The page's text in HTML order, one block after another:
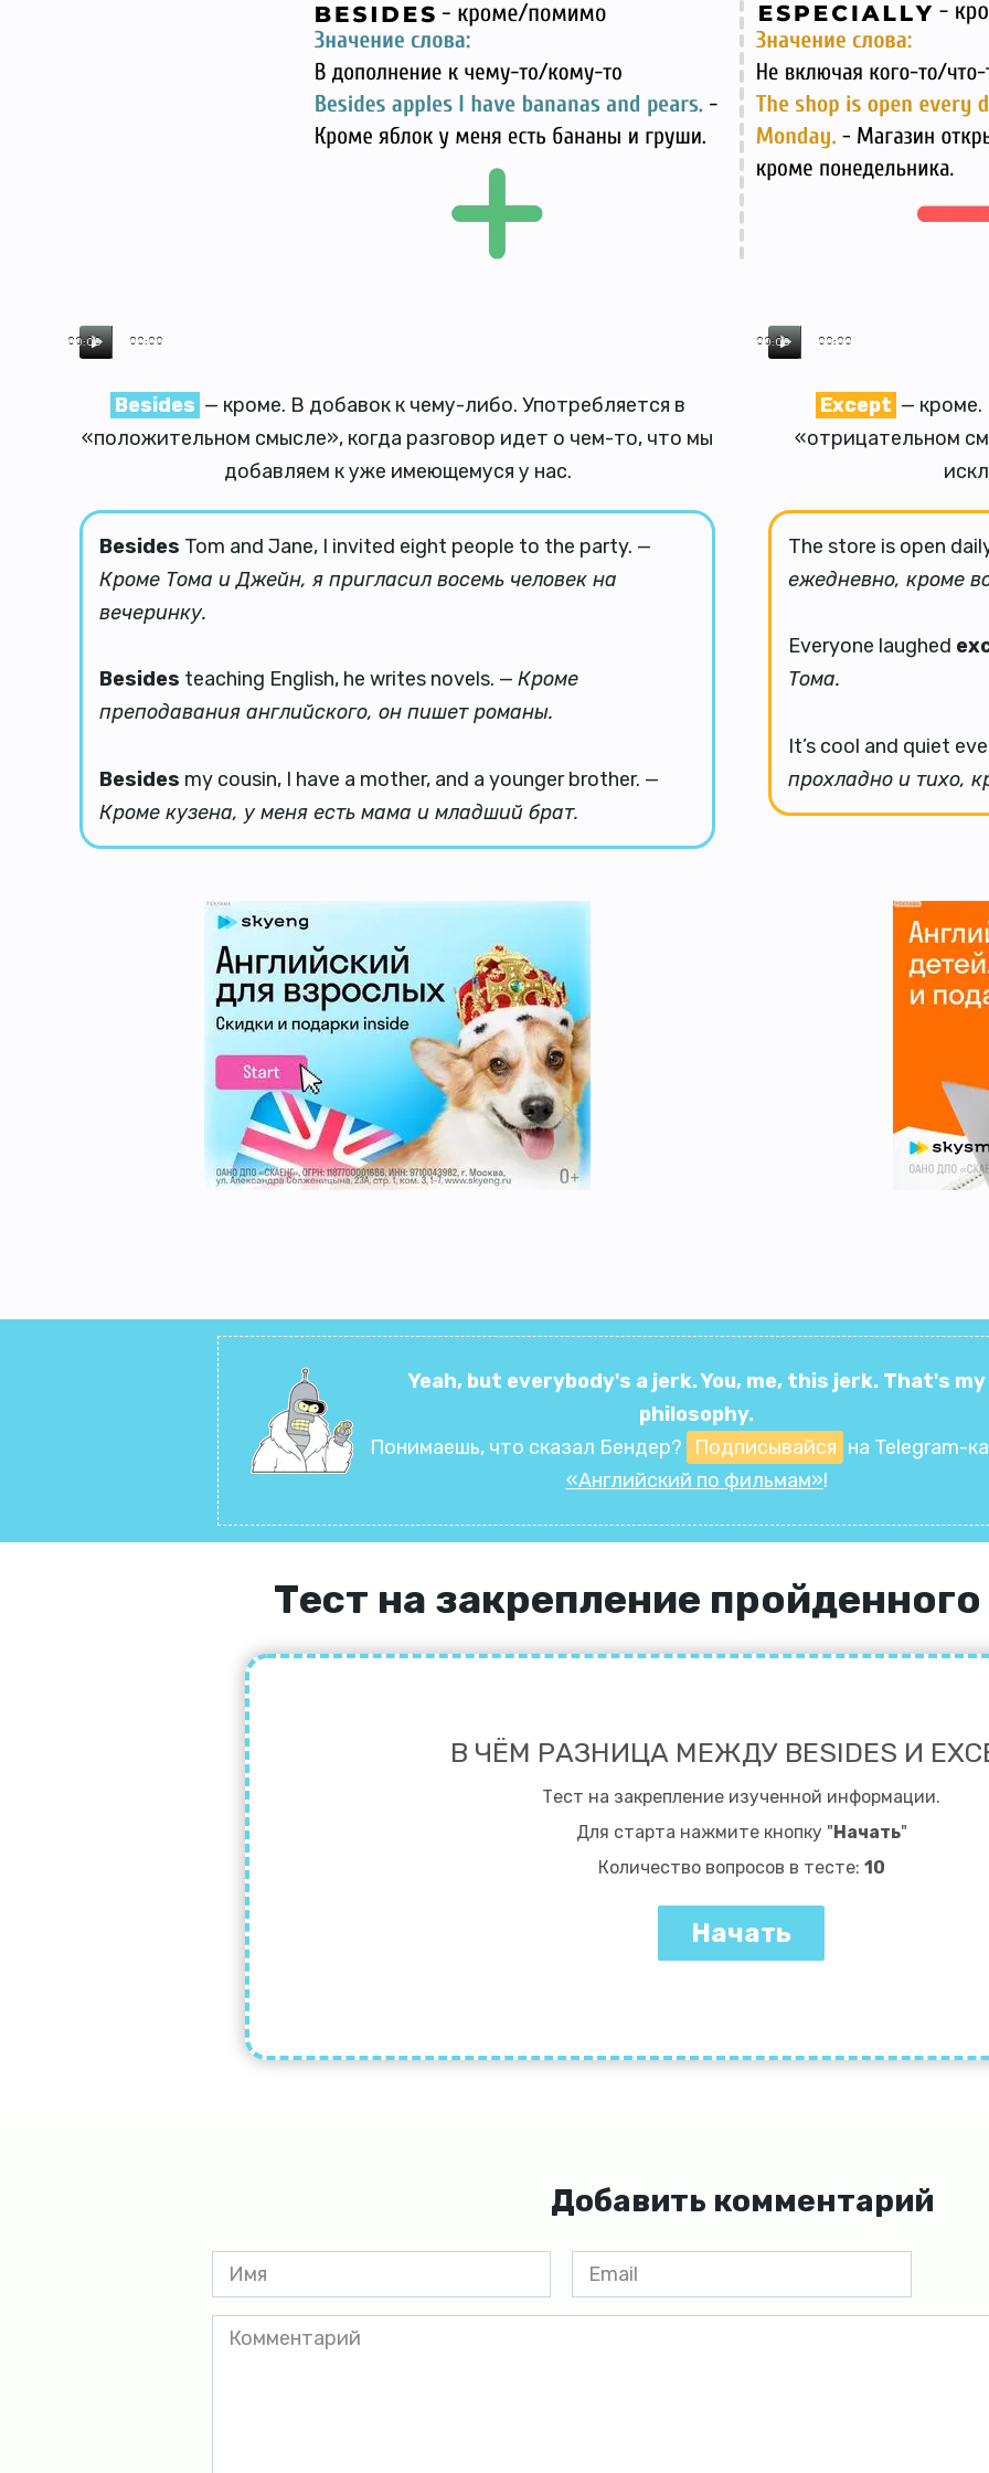
00:00
00:00
Besides — кроме. В добавок к чему-либо. Употребляется в
«положительном смысле», когда разговор идет о чем-то, что мы
добавляем к уже имеющемуся у нас.
Besides Tom and Jane, I invited eight people to the party. —
Кроме Тома и Джейн, я пригласил восемь человек на
вечеринку.
Besides teaching English, he writes novels. — Кроме
преподавания английского, он пишет романы.
Besides my cousin, I have a mother, and a younger brother. —
Кроме кузена, у меня есть мама и младший брат.
00:00
00:00
Except — кроме.
«отрицательном
The store is open
ежедневно, кроме
Everyone laughed
Тома.
It’s cool and quiet
прохладно и тихо,
Yeah, but everybody's a jerk. You, me, this jerk. That's my
philosophy.
Понимаешь, что сказал Бендер?
Подписывайся на Telegram-
«Английский по фильмам»!
Тест на закрепление
В ЧЁМ РАЗНИЦА МЕЖДУ BESIDES И
Тест на закрепление изученной информации.
Для старта нажмите кнопку "Начать"
Количество вопросов в тесте: 10
Добавить комментарий
Имя
*
Email
*
Комментарий